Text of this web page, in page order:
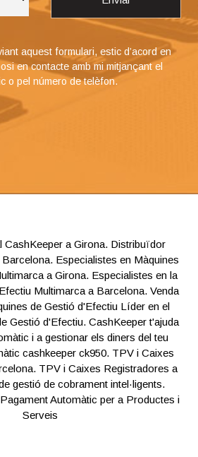
aquest formulari, estic d’acord en
en contacte amb mi mitjançant el
o pel número de telèfon.
CashKeeper a Girona. Distribuïdor
Especialistes en Màquines
a Girona. Especialistes en la
Multimarca a Barcelona. Venda
de Gestió d'Efectiu Líder en el
Gestió d'Efectiu. CashKeeper t'ajuda
i a gestionar els diners del teu
cashkeeper ck950. TPV i Caixes
TPV i Caixes Registradores a
gestió de cobrament intel·ligents.
Automàtic per a Productes i
Serveis